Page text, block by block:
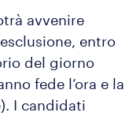
avvenire
entro
del giorno
fede l’ora e la
I candidati